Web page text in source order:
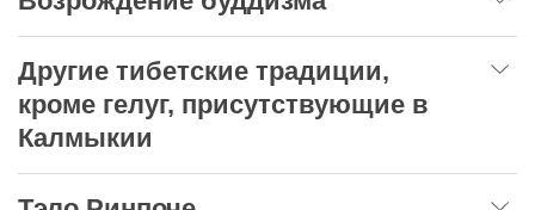
Другие тибетские традиции,
кроме гелуг, присутствующие в
Калмыкии